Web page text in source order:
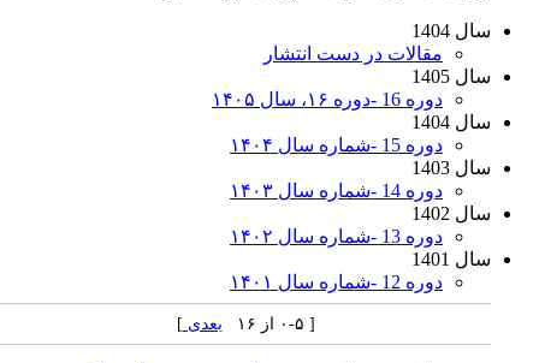
سال 1404
مقالات در دست انتشار
سال 1405
دوره 16 -دوره ۱۶، سال ۱۴۰۵
سال 1404
دوره 15 -شماره سال ۱۴۰۴
سال 1403
دوره 14 -شماره سال ۱۴۰۳
سال 1402
دوره 13 -شماره سال ۱۴۰۲
سال 1401
دوره 12 -شماره سال ۱۴۰۱
[ ۰-۵ از ۱۶ بعدی ]